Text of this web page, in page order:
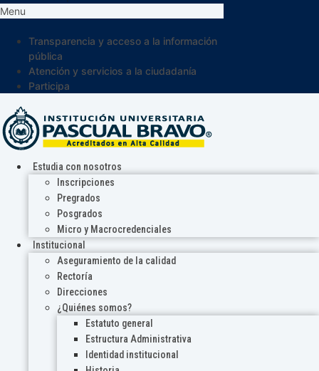
Menu
Transparencia y acceso a la información
pública
Atención y servicios a la ciudadanía
Participa
Estudia con nosotros
Inscripciones
Pregrados
Posgrados
Micro y Macrocredenciales
Institucional
Aseguramiento de la calidad
Rectoría
Direcciones
¿Quiénes somos?
Estatuto general
Estructura Administrativa
Identidad institucional